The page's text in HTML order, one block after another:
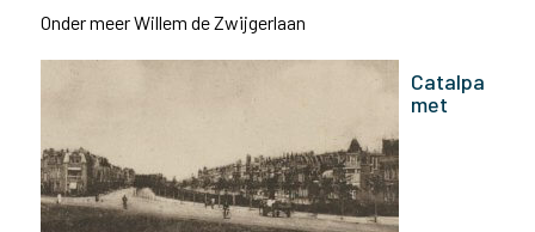
Onder meer Willem de Zwijgerlaan
Catalpa
met